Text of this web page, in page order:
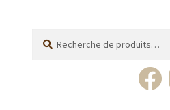
pour :